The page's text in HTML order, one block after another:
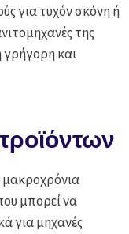
για τυχόν σκόνη ή
της
γρήγορη και
μακροχρόνια
μπορεί να
για μηχανές